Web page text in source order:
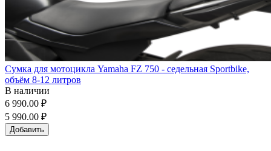
Сумка для мотоцикла Yamaha FZ 750 - седельная Sportbike,
объём 8-12 литров
В наличии
6 990.00 ₽
5 990.00 ₽
Добавить